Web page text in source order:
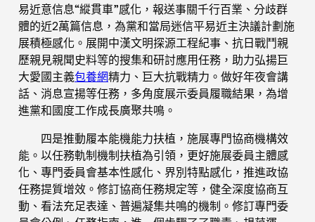
易近意信息“縱貫車”感化，報送事關千行百業、分歧群
體的近2萬篇信息，為黨和當局迷信平易近主決議計劃施
展積極感化。展開中漢文明探源工程紀事、抗日戰鬥親
歷親見親聞史料等的搜集和研討應用任務，助力弘揚巨
大愛國主義包養網精力、巨大抗戰精力。做好年夜會講
話、消息宣揚等任務，多角度展示委員履職結果，為增
進黨和國度工作成長廣聚共鳴。
四是推動履本能機能力扶植，施展專門協商機構效
能。以任務軌制機制扶植為引領，更好施展委員主體感
化、專門委員會基本性感化、界別特點感化，推進政協
任務提質增效。修訂協商任務規定等，健全深度協商互
動、看法充足表達、普遍凝集共鳴的機制。修訂專門委